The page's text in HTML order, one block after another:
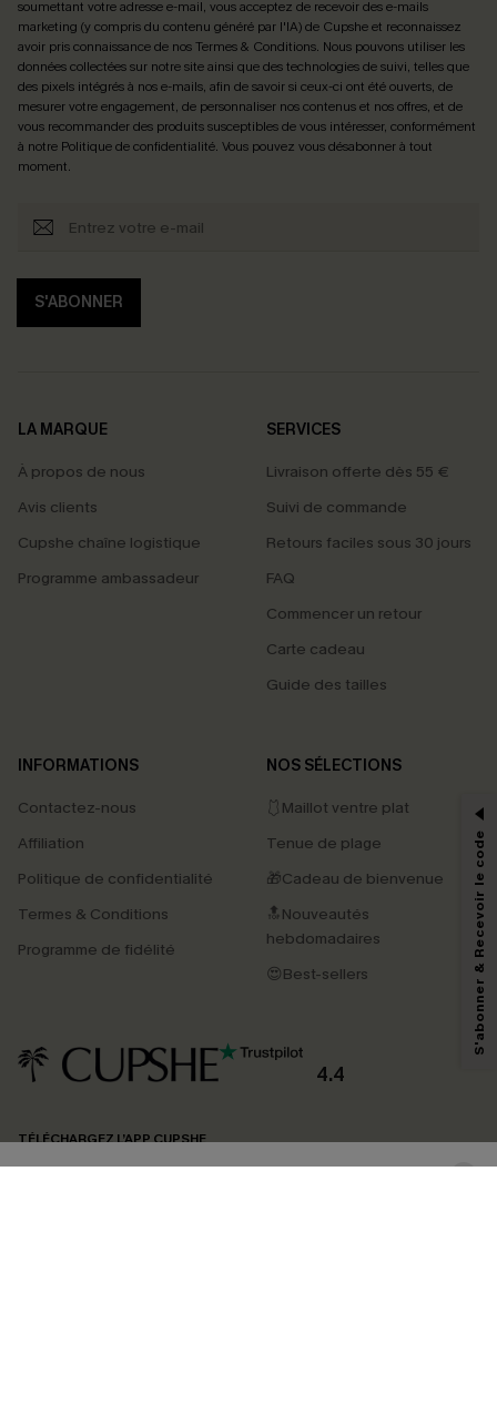
soumettant votre adresse e-mail, vous acceptez de recevoir des e-mails
marketing (y compris du contenu généré par l'IA) de Cupshe et reconnaissez
avoir pris connaissance de nosTermes & Conditions. Nous pouvons utiliser les
données collectées sur notre site ainsi que des technologies de suivi, telles que
des pixels intégrés à nos e-mails, afin de savoir si ceux-ci ont été ouverts, de
mesurer votre engagement, de personnaliser nos contenus et nos offres, et de
vous recommander des produits susceptibles de vous intéresser, conformément
à notre Politique de confidentialité. Vous pouvez vous désabonner à tout
moment.
S'ABONNER
LA MARQUE
À propos de nous
Avis clients
Cupshe chaîne logistique
Programme ambassadeur
SERVICES
Livraison offerte dès 55 €
Suivi de commande
Retours faciles sous 30 jours
FAQ
Commencer un retour
Carte cadeau
Guide des tailles
INFORMATIONS
Contactez-nous
Affiliation
Politique de confidentialité
Termes & Conditions
Programme de fidélité
NOS SÉLECTIONS
🩱Maillot ventre plat
Tenue de plage
🎁Cadeau de bienvenue
🔝Nouveautés
hebdomadaires
😍Best-sellers
4.4
TÉLÉCHARGEZ L’APP CUPSHE
PROFITEZ DE -15%
-15% dès 2 Achetés par E-mail
*Un code par commande, valable une seule fois.
En soumettant votre adresse e-mail, vous acceptez de recevoir des e-mails
marketing (y compris du contenu généré par l'IA) de Cupshe et
reconnaissez avoir pris connaissance de nos
pouvons utiliser les données collectées sur notre site ainsi que des
produits susceptibles de vous intéresser, conformément à notre
Politique de
confidentialité
. Vous pouvez vous désabonner à tout moment.
S'abonner & Recevoir le code